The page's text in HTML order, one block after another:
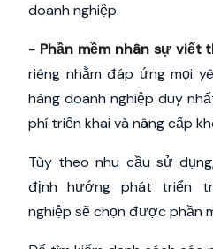
doanh nghiệp.
- Phần mềm nhân sự viết
riêng nhằm đáp ứng mọi
hàng doanh nghiệp duy
phí triển khai và nâng cấp
Tùy theo nhu cầu sử
định hướng phát triển
nghiệp sẽ chọn được phần